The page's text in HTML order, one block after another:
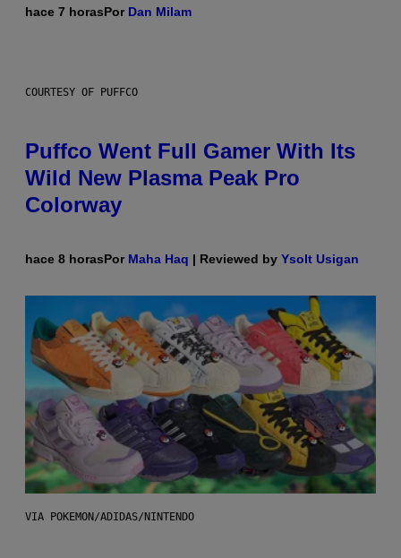
hace 7 horasPor Dan Milam
COURTESY OF PUFFCO
Puffco Went Full Gamer With Its
Wild New Plasma Peak Pro
Colorway
hace 8 horasPor Maha Haq | Reviewed by Ysolt Usigan
VIA POKEMON/ADIDAS/NINTENDO